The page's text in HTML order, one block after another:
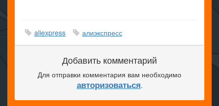
aliexpress алиэкспресс
Добавить комментарий
Для отправки комментария вам необходимо
авторизоваться.